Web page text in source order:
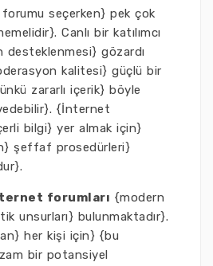
seçerken} pek çok
Canlı bir katılımcı
gözardı
kalitesi} güçlü bir
zararlı içerik} böyle
{İnternet
bilgi} yer almak için}
şeffaf prosedürleri}
forumları {modern
unsurları} bulunmaktadır}.
her kişi için} {bu
bir potansiyel